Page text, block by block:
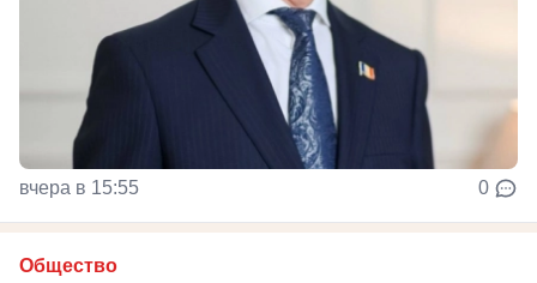
вчера в 15:55 0
Общество